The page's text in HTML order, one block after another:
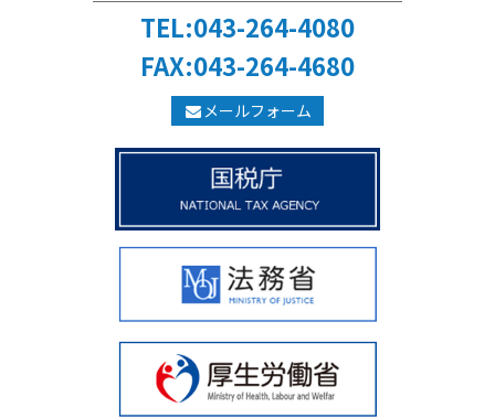
TEL:043-264-4080
FAX:043-264-4680
メールフォーム